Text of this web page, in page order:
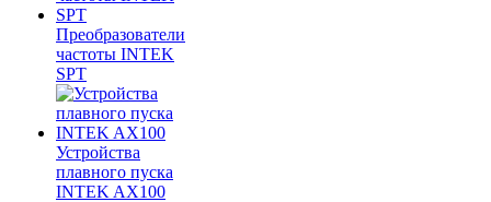
Преобразователи
частоты INTEK
SPT
Устройства
плавного пуска
INTEK AX100